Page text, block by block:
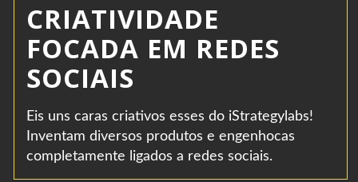
CRIATIVIDADE
FOCADA EM REDES
SOCIAIS
Eis uns caras criativos esses do iStrategylabs!
Inventam diversos produtos e engenhocas
completamente ligados a redes sociais.